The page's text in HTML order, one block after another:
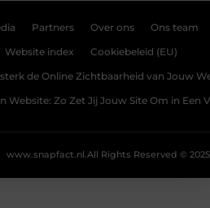
Partners Over ons Ons team
Website index Cookiebeleid (EU)
de Online Zichtbaarheid van Jouw
Website: Zo Zet Jij Jouw Site Om in Een
All Rights Reserved © 2025
www.snapfact.nl.